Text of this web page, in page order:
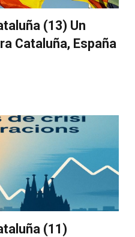
(13) Un
Cataluña, España
(11)